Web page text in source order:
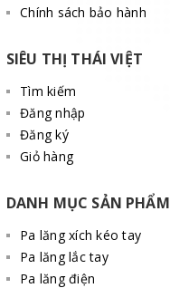
Chính sách bảo hành
SIÊU THỊ THÁI VIỆT
Tìm kiếm
Đăng nhập
Đăng ký
Giỏ hàng
DANH MỤC SẢN PHẨM
Pa lăng xích kéo tay
Pa lăng lắc tay
Pa lăng điện